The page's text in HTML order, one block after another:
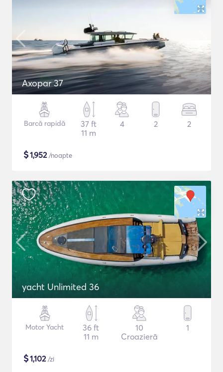
Axopar 37
Barcă rapidă
37 ft
11 m
4 2 2
$1,952/noapte
yacht Unlimited 36
Motor Yacht
36 ft
11 m
10
Croazieră
1
$1,102/zi